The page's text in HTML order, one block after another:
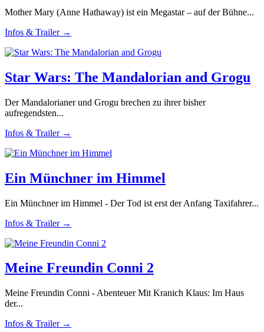
Mother Mary (Anne Hathaway) ist ein Megastar – auf der Bühne...
Infos & Trailer →
Star Wars: The Mandalorian and Grogu
Der Mandalorianer und Grogu brechen zu ihrer bisher
aufregendsten...
Infos & Trailer →
Ein Münchner im Himmel
Ein Münchner im Himmel - Der Tod ist erst der Anfang Taxifahrer...
Infos & Trailer →
Meine Freundin Conni 2
Meine Freundin Conni - Abenteuer Mit Kranich Klaus: Im Haus
der...
Infos & Trailer →